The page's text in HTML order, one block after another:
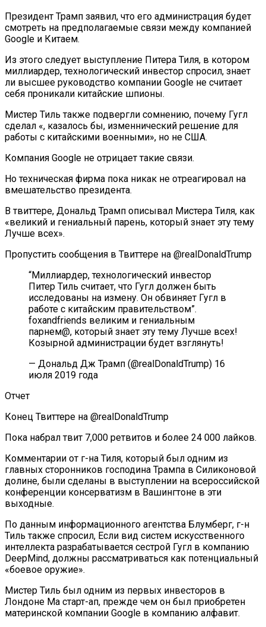
Президент Трамп заявил, что его администрация будет
смотреть на предполагаемые связи между компанией
Google и Китаем.
Из этого следует выступление Питера Тиля, в котором
миллиардер, технологический инвестор спросил, знает
ли высшее руководство компании Google не считает
себя проникали китайские шпионы.
Мистер Тиль также подвергли сомнению, почему Гугл
сделал «, казалось бы, изменнический решение для
работы с китайскими военными», но не США.
Компания Google не отрицает такие связи.
Но техническая фирма пока никак не отреагировал на
вмешательство президента.
В твиттере, Дональд Трамп описывал Мистера Тиля, как
«великий и гениальный парень, который знает эту тему
Лучше всех».
Пропустить сообщения в Твиттере на @realDonaldTrump
“Миллиардер, технологический инвестор
Питер Тиль считает, что Гугл должен быть
исследованы на измену. Он обвиняет Гугл в
работе с китайским правительством”.
foxandfriends великим и гениальным
парнем@, который знает эту тему Лучше всех!
Козырной администрации будет взглянуть!
— Дональд Дж Трамп (@realDonaldTrump) 16
июля 2019 года
Отчет
Конец Твиттере на @realDonaldTrump
Пока набрал твит 7,000 ретвитов и более 24 000 лайков.
Комментарии от г-на Тиля, который был одним из
главных сторонников господина Трампа в Силиконовой
долине, были сделаны в выступлении на всероссийской
конференции консерватизм в Вашингтоне в эти
выходные.
По данным информационного агентства Блумберг, г-н
Тиль также спросил, Если вид систем искусственного
интеллекта разрабатывается сестрой Гугл в компанию
DeepMind, должны рассматриваться как потенциальный
«боевое оружие».
Мистер Тиль был одним из первых инвесторов в
Лондоне Ма старт-ап, прежде чем он был приобретен
материнской компании Google в компанию алфавит.